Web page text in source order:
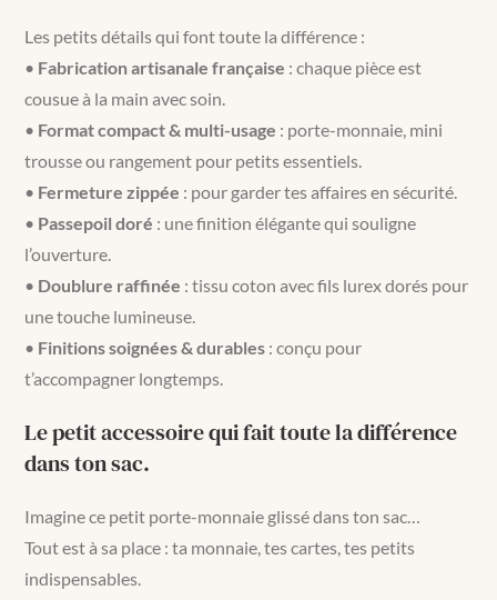
Les petits détails qui font toute la différence :
• Fabrication artisanale française : chaque pièce est
cousue à la main avec soin.
• Format compact & multi-usage : porte-monnaie, mini
trousse ou rangement pour petits essentiels.
• Fermeture zippée : pour garder tes affaires en sécurité.
• Passepoil doré : une finition élégante qui souligne
l’ouverture.
• Doublure raffinée : tissu coton avec fils lurex dorés pour
une touche lumineuse.
• Finitions soignées & durables : conçu pour
t’accompagner longtemps.
Le petit accessoire qui fait toute la différence
dans ton sac.
Imagine ce petit porte-monnaie glissé dans ton sac…
Tout est à sa place : ta monnaie, tes cartes, tes petits
indispensables.